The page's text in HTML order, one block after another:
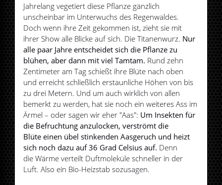
Jahrelang vegetiert diese Pflanze gänzlich
unscheinbar im Unterwuchs des Regenwaldes.
Doch wenn ihre Zeit gekommen ist, zieht sie mit
ihrer Show alle Blicke auf sich. Die Titanenwurz. Nur
alle paar Jahre entscheidet sich die Pflanze zu
blühen, aber dann mit viel Tamtam. Rund zehn
Zentimeter am Tag schießt ihre Blüte nach oben
und erreicht schließlich erstaunliche Höhen von bis
zu drei Metern. Und um auch wirklich von allen
bemerkt zu werden, hat sie noch ein weiteres Ass im
Ärmel – oder sagen wir eher "Aas": Um Insekten für
die Befruchtung anzulocken, verströmt die
Blüte einen übel stinkenden Aasgeruch und heizt
sich noch dazu auf 36 Grad Celsius auf. Denn
die Wärme verteilt Duftmoleküle schneller in der
Luft. Also ein Bio-Heizstab sozusagen.